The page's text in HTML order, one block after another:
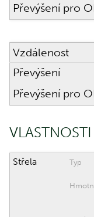
Výška
nad osou
Klik
ROZSAH
vzdálenost
Krok výpočtu
Převýšení pro
Vzdálenost
Převýšení
Převýšení pro
VLASTNOSTI
Střela Typ